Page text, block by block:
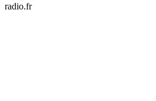
radio.fr